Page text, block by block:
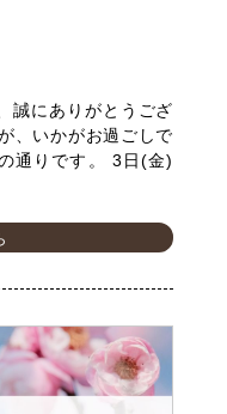
誠にありがとうござ
、いかがお過ごしで
通りです。 3日(金)